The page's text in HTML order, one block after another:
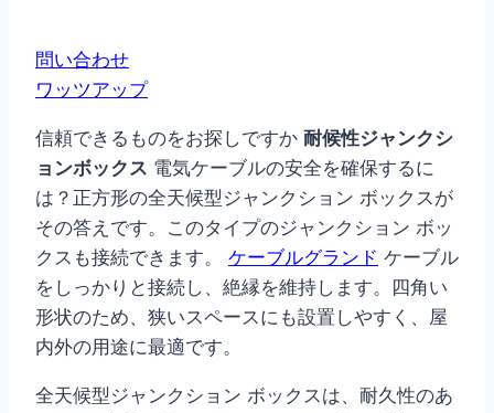
問い合わせ
ワッツアップ
信頼できるものをお探しですか 耐候性ジャンクシ
ョンボックス 電気ケーブルの安全を確保するに
は？正方形の全天候型ジャンクション ボックスが
その答えです。このタイプのジャンクション ボッ
クスも接続できます。 ケーブルグランド ケーブル
をしっかりと接続し、絶縁を維持します。四角い
形状のため、狭いスペースにも設置しやすく、屋
内外の用途に最適です。
全天候型ジャンクション ボックスは、耐久性のあ